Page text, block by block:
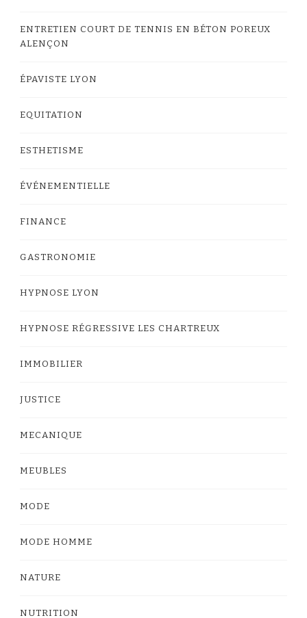
ENTRETIEN COURT DE TENNIS EN BÉTON POREUX
ALENÇON
ÉPAVISTE LYON
EQUITATION
ESTHETISME
ÉVÉNEMENTIELLE
FINANCE
GASTRONOMIE
HYPNOSE LYON
HYPNOSE RÉGRESSIVE LES CHARTREUX
IMMOBILIER
JUSTICE
MECANIQUE
MEUBLES
MODE
MODE HOMME
NATURE
NUTRITION